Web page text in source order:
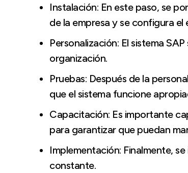
Instalación: En este paso, se
de la empresa y se configura
Personalización: El sistema
organización.
Pruebas: Después de la
que el sistema funcione
Capacitación: Es importante
para garantizar que puedan
Implementación: Finalmente,
constante.